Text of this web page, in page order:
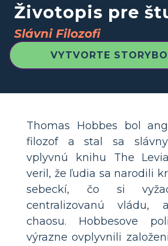
Životopis pre
Slávni Filozofi
VYTVORTE
Thomas Hobbes bol
filozof a stal sa
vplyvnú knihu The
veril, že ľudia sa narodili
sebeckí, čo si
centralizovanú vládu,
chaosu. Hobbesove
výrazne ovplyvnili